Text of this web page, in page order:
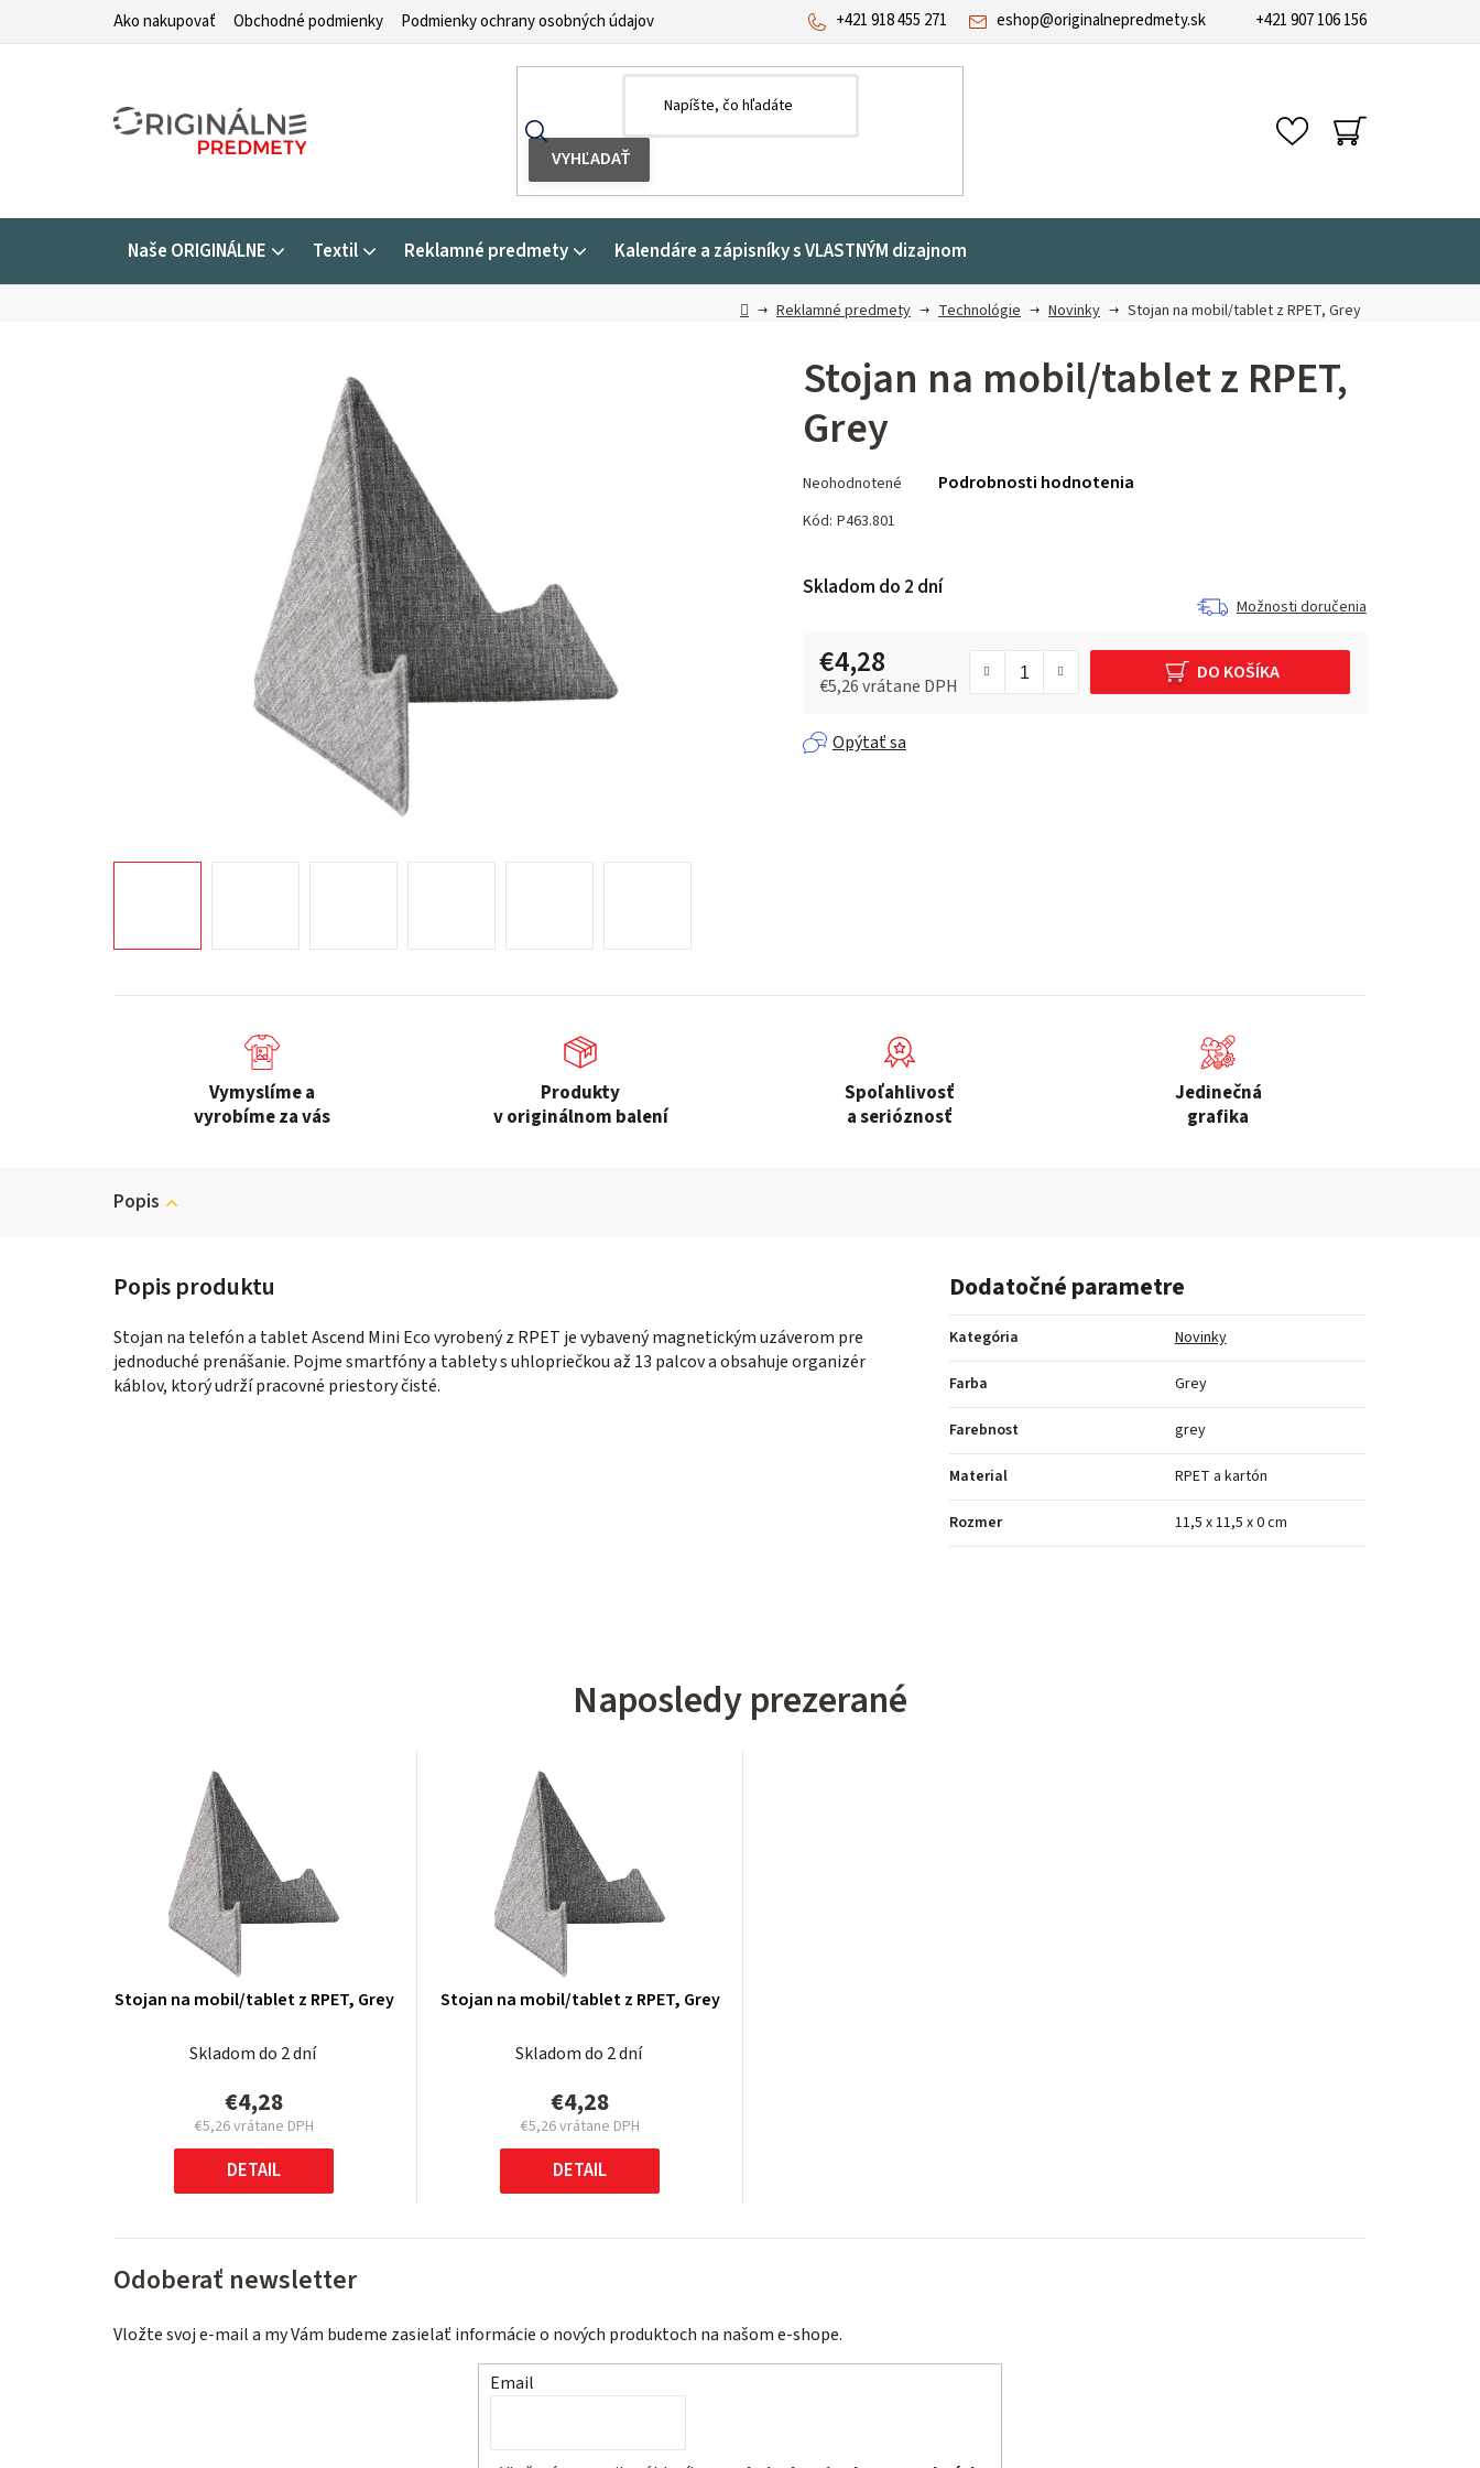
Ako nakupovať Obchodné podmienky Podmienky ochrany osobných údajov eshop@originalnepredmety.sk
+421 918 455 271 +421 907 106 156
NÁKUPNÝ
KOŠÍK
Naše ORIGINÁLNE Textil Reklamné predmety Kalendáre a zápisníky s VLASTNÝM dizajnom
DomovReklamné predmety Technológie Novinky Stojan na mobil/tablet z RPET, Grey
Stojan na mobil/tablet z RPET,
Grey
hodnotenie
produktu
z 5
Neohodnotené Podrobnosti hodnotenia
Kód: P463.801
Skladom do 2 dní
Možnosti doručenia
€4,28
€5,26 vrátane DPH
DO KOŠÍKA
Opýtať sa
Vymyslíme a
vyrobíme za vás
Produkty
v originálnom balení
Spoľahlivosť
a serióznosť
Jedinečná
grafika
Popis
Stojan na telefón a tablet Ascend Mini Eco vyrobený z RPET je vybavený magnetickým uzáverom pre
jednoduché prenášanie. Pojme smartfóny a tablety s uhlopriečkou až 13 palcov a obsahuje organizér
káblov, ktorý udrží pracovné priestory čisté.
Dodatočné parametre
Kategória Novinky
Farba Grey
Farebnost grey
Material RPET a kartón
Rozmer 11,5 x 11,5 x 0 cm
Naposledy prezerané
Stojan na mobil/tablet z RPET, Grey
Skladom do 2 dní
€4,28
€5,26 vrátane DPH
Jednotková
cena:
DETAIL
Stojan na mobil/tablet z RPET, Grey
Skladom do 2 dní
€4,28
€5,26 vrátane DPH
Jednotková
cena:
DETAIL
Odoberať newsletter
Vložte svoj e-mail a my Vám budeme zasielať informácie o nových produktoch na našom e-shope.
Email